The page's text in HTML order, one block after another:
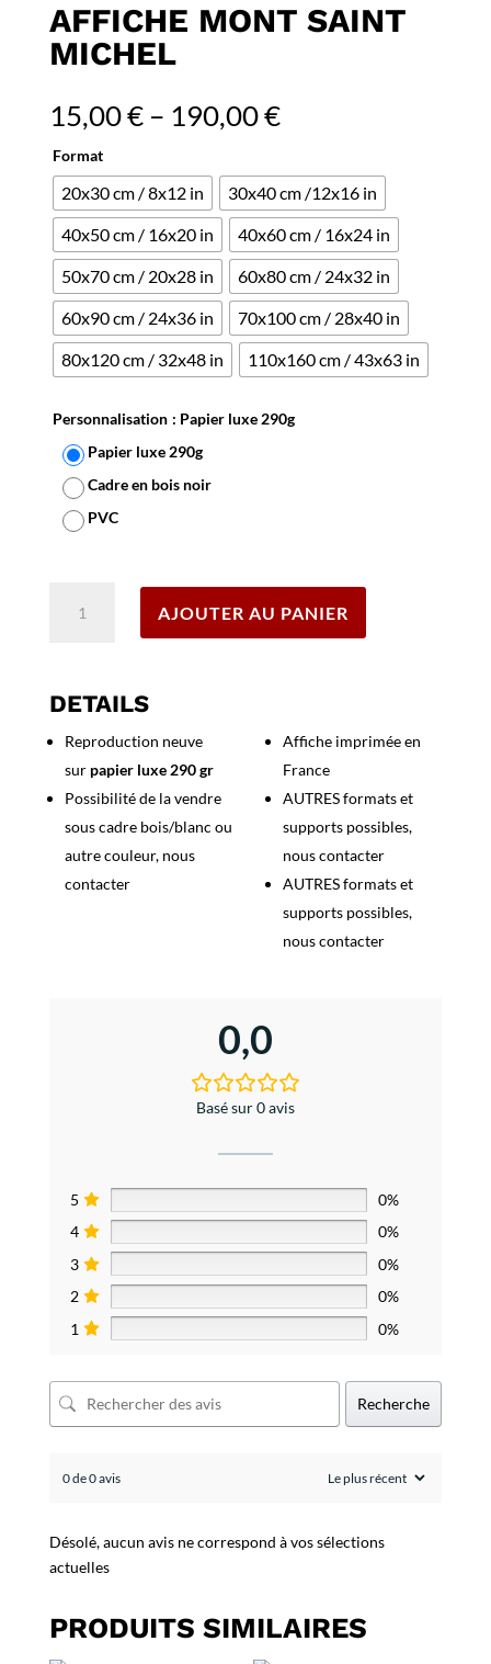
AFFICHE MONT SAINT
MICHEL
15,00€– 190,00€
Format
20x30 cm / 8x12 in
30x40 cm /12x16 in
40x50 cm / 16x20 in
40x60 cm / 16x24 in
50x70 cm / 20x28 in
60x80 cm / 24x32 in
60x90 cm / 24x36 in
70x100 cm / 28x40 in
80x120 cm / 32x48 in
110x160 cm / 43x63 in
Personnalisation : Papier luxe 290g
Papier luxe 290g
Cadre en bois noir
PVC
Saint
AJOUTER AU PANIER
DETAILS
Reproduction neuve
sur papier luxe 290 gr
Possibilité de la vendre
sous cadre bois/blanc ou
autre couleur, nous
contacter
Affiche imprimée en
France
AUTRES formats et
supports possibles,
nous contacter
AUTRES formats et
supports possibles,
nous contacter
0,0
Basé sur 0 avis
5
0%
4
0%
3
0%
2
0%
1
0%
Recherche
0 de 0 avis
Désolé, aucun avis ne correspond à vos sélections
actuelles
PRODUITS SIMILAIRES